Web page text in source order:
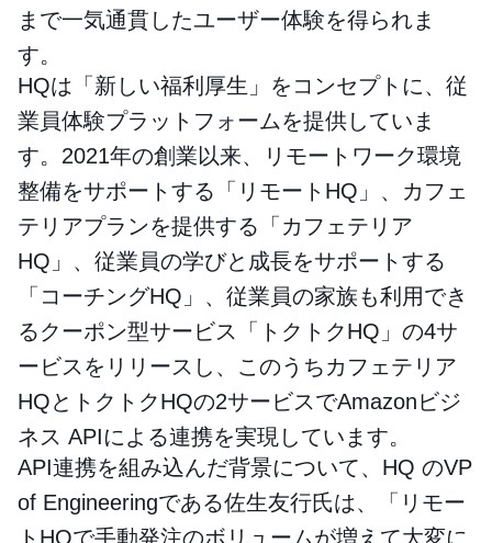
まで一気通貫したユーザー体験を得られま
す。
HQは「新しい福利厚生」をコンセプトに、従
業員体験プラットフォームを提供していま
す。2021年の創業以来、リモートワーク環境
整備をサポートする「リモートHQ」、カフェ
テリアプランを提供する「カフェテリア
HQ」、従業員の学びと成長をサポートする
「コーチングHQ」、従業員の家族も利用でき
るクーポン型サービス「トクトクHQ」の4サ
ービスをリリースし、このうちカフェテリア
HQとトクトクHQの2サービスでAmazonビジ
ネス APIによる連携を実現しています。
API連携を組み込んだ背景について、HQ のVP
of Engineeringである佐生友行氏は、「リモー
トHQで手動発注のボリュームが増えて大変に